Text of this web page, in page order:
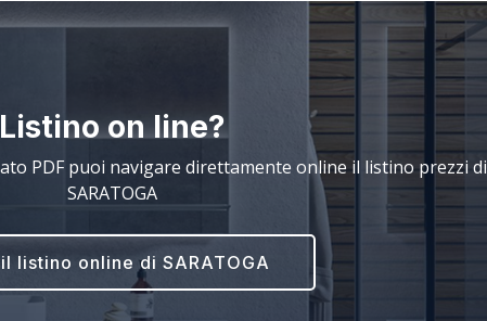
Listino on line?
PDF puoi navigare direttamente online il listino prezzi di
SARATOGA
listino online di SARATOGA